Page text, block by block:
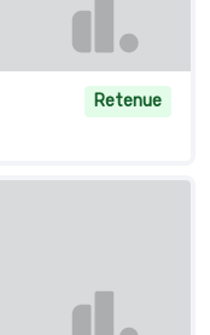
Retenue